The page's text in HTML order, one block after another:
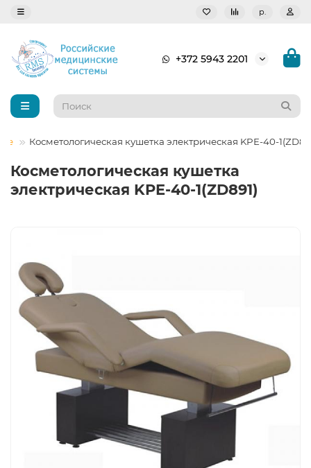
р.
+372 5943 2201
Косметологическая кушетка электрическая KPE-40-
Косметологическая кушетка
электрическая KPE-40-1(ZD891)